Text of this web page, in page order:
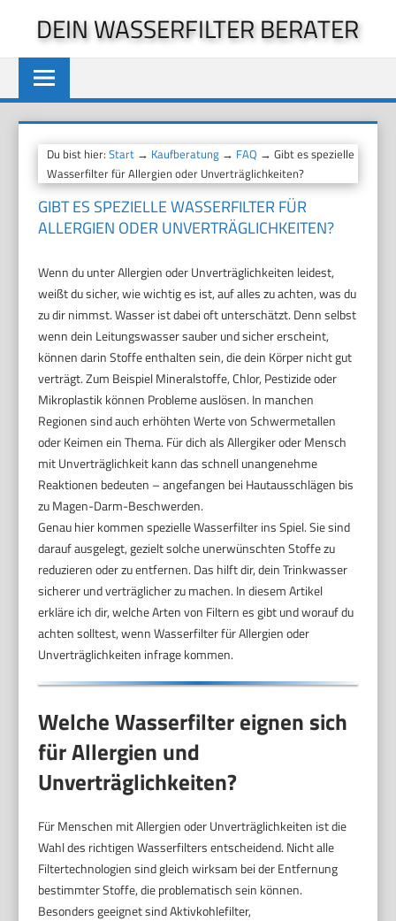
springen
DEIN WASSERFILTER BERATER
Du bist hier:Start → Kaufberatung → FAQ → Gibt es spezielle
Wasserfilter für Allergien oder Unverträglichkeiten?
GIBT ES SPEZIELLE WASSERFILTER FÜR
ALLERGIEN ODER UNVERTRÄGLICHKEITEN?
Wenn du unter Allergien oder Unverträglichkeiten leidest,
weißt du sicher, wie wichtig es ist, auf alles zu achten, was du
zu dir nimmst. Wasser ist dabei oft unterschätzt. Denn selbst
wenn dein Leitungswasser sauber und sicher erscheint,
können darin Stoffe enthalten sein, die dein Körper nicht gut
verträgt. Zum Beispiel Mineralstoffe, Chlor, Pestizide oder
Mikroplastik können Probleme auslösen. In manchen
Regionen sind auch erhöhten Werte von Schwermetallen
oder Keimen ein Thema. Für dich als Allergiker oder Mensch
mit Unverträglichkeit kann das schnell unangenehme
Reaktionen bedeuten – angefangen bei Hautausschlägen bis
zu Magen-Darm-Beschwerden.
Genau hier kommen spezielle Wasserfilter ins Spiel. Sie sind
darauf ausgelegt, gezielt solche unerwünschten Stoffe zu
reduzieren oder zu entfernen. Das hilft dir, dein Trinkwasser
sicherer und verträglicher zu machen. In diesem Artikel
erkläre ich dir, welche Arten von Filtern es gibt und worauf du
achten solltest, wenn Wasserfilter für Allergien oder
Unverträglichkeiten infrage kommen.
Welche Wasserfilter eignen sich
für Allergien und
Unverträglichkeiten?
Für Menschen mit Allergien oder Unverträglichkeiten ist die
Wahl des richtigen Wasserfilters entscheidend. Nicht alle
Filtertechnologien sind gleich wirksam bei der Entfernung
bestimmter Stoffe, die problematisch sein können.
Besonders geeignet sind Aktivkohlefilter,